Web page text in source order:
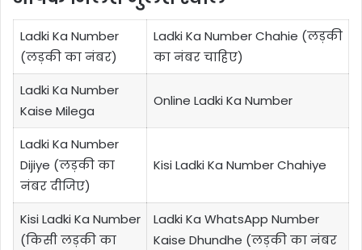
Ladki Ka Number
(लड़की का नंबर)
Ladki Ka Number Chahie (लड़की
का नंबर चाहिए)
Ladki Ka Number
Kaise Milega
Online Ladki Ka Number
Ladki Ka Number
Dijiye (लड़की का
नंबर दीजिए)
Kisi Ladki Ka Number Chahiye
Kisi Ladki Ka Number
(किसी लड़की का
Ladki Ka WhatsApp Number
Kaise Dhundhe (लड़की का नंबर